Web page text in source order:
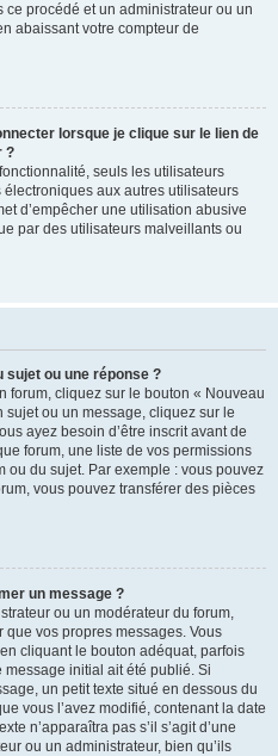
procédé et un administrateur ou un
abaissant votre compteur de
lorsque je clique sur le lien de
?
seuls les utilisateurs
aux autres utilisateurs
d’empêcher une utilisation abusive
par des utilisateurs malveillants ou
sujet ou une réponse ?
forum, cliquez sur le bouton « Nouveau
ou un message, cliquez sur le
ayez besoin d’être inscrit avant de
forum, une liste de vos permissions
ou du sujet. Par exemple : vous pouvez
vous pouvez transférer des pièces
un message ?
ou un modérateur du forum,
vos propres messages. Vous
cliquant le bouton adéquat, parfois
initial ait été publié. Si
un petit texte situé en dessous du
vous l’avez modifié, contenant la date
n’apparaîtra pas s’il s’agit d’une
ou un administrateur, bien qu’ils